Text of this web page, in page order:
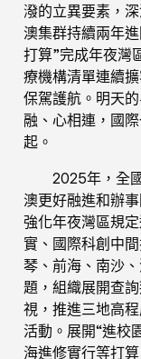
潑的立異要素，
澳集群持續兩年
打算”完成年夜灣
療機構清單連續
保駕護航。明天
融、心相連，國
起。
2025年，全
澳更好融進和辦
強化年夜灣區規
實、國際科創中
琴、前海、南沙
題，組織展開查
視，推進三地高
活動。展開“進校
海進修實行等打